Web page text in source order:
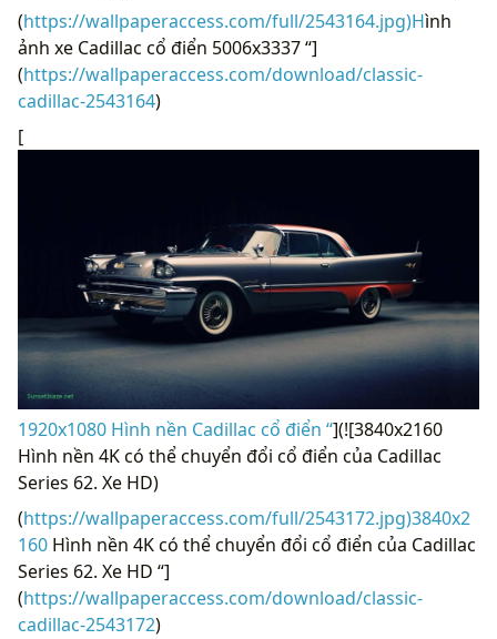
(https://wallpaperaccess.com/full/2543164.jpg)Hình
ảnh xe Cadillac cổ điển 5006x3337 “]
(https://wallpaperaccess.com/download/classic-
cadillac-2543164)
[
1920x1080 Hình nền Cadillac cổ điển “](![3840x2160
Hình nền 4K có thể chuyển đổi cổ điển của Cadillac
Series 62. Xe HD)
(https://wallpaperaccess.com/full/2543172.jpg)3840x2
160 Hình nền 4K có thể chuyển đổi cổ điển của Cadillac
Series 62. Xe HD “]
(https://wallpaperaccess.com/download/classic-
cadillac-2543172)